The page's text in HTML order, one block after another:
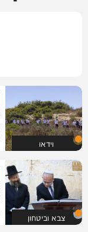
וידאו
צבא וביטחון